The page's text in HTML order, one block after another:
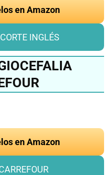
en Amazon
INGLÉS
en Amazon